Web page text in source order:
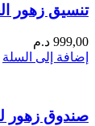
تنسيق زهور
999,00 د.م
إضافة إلى السلة
صندوق زهور